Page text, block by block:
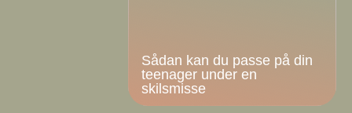
Sådan kan du passe på din
teenager under en
skilsmisse